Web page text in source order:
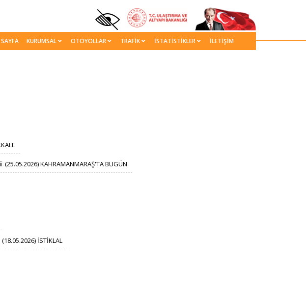
KURUMSAL OTOYOLLAR TRAFİK İSTATİSTİKLER İLETİŞİM
(2​​5.05.2026) KAHRAMANMARAŞ'TA BUGÜN​ ​​​
(18​​​.05.2026) İSTİKLAL​ ​​​